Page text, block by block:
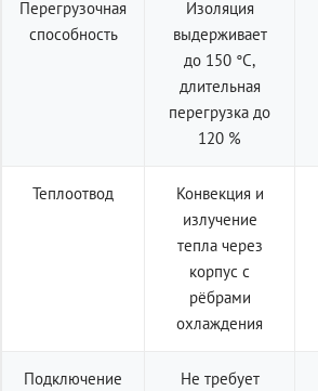
Перегрузочная
способность
Изоляция
выдерживает
до 150 °C,
длительная
перегрузка до
120 %
Теплоотвод
Конвекция и
излучение
тепла через
корпус с
рёбрами
охлаждения
Подключение
Не требует